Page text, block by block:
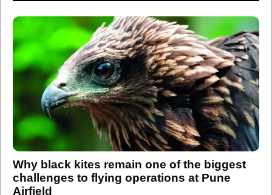
Why black kites remain one of the biggest
challenges to flying operations at Pune
Airfield